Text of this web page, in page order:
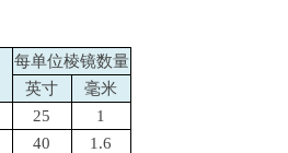
每单位棱镜数量
英寸
毫米
25
1
40
1.6